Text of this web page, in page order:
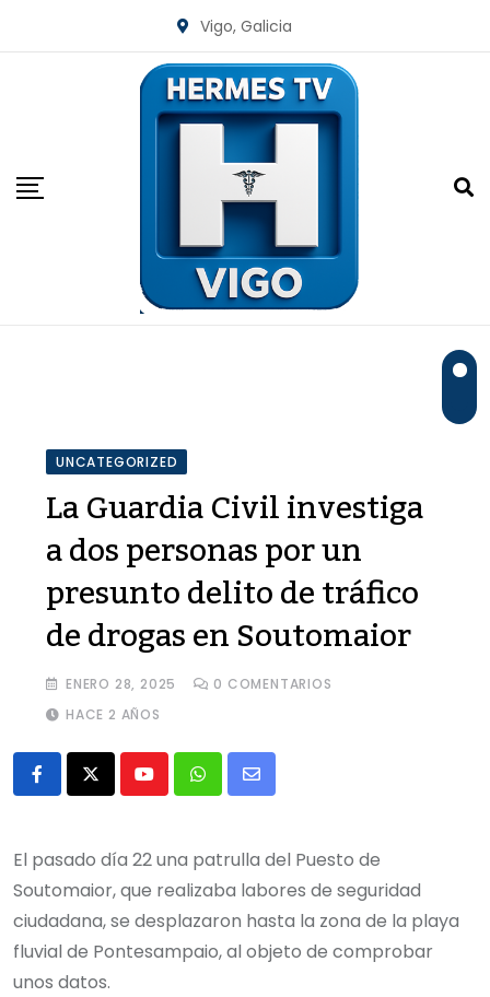
Vigo, Galicia
UNCATEGORIZED
La Guardia Civil investiga
a dos personas por un
presunto delito de tráfico
de drogas en Soutomaior
ENERO 28, 2025 0 COMENTARIOS
HACE 2 AÑOS
YoutubeWhatsapp
Share
Email
El pasado día 22 una patrulla del Puesto de
Soutomaior, que realizaba labores de seguridad
ciudadana, se desplazaron hasta la zona de la playa
fluvial de Pontesampaio, al objeto de comprobar
unos datos.